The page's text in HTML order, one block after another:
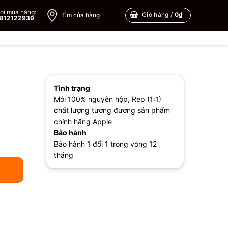
mua hàng:
Tìm cửa hàng Giỏ hàng / 0₫
Tình trạng
Mới 100% nguyên hộp, Rep (1:1)
chất lượng tương đương sản phẩm
chính hãng Apple
Bảo hành
Bảo hành 1 đổi 1 trong vòng 12
tháng